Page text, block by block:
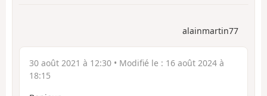
alainmartin77
30 août 2021 à 12:30 • Modifié le : 16 août 2024 à
18:15